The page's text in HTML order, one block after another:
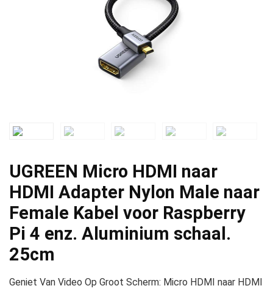
UGREEN Micro HDMI naar
HDMI Adapter Nylon Male naar
Female Kabel voor Raspberry
Pi 4 enz. Aluminium schaal.
25cm
Geniet Van Video Op Groot Scherm: Micro HDMI naar HDMI